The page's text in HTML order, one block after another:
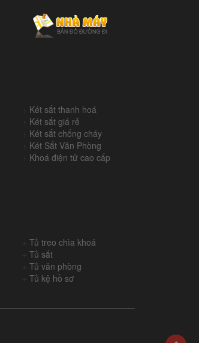
Két sắt thanh hoá
Két sắt giá rẻ
Két sắt chống cháy
Két Sắt Văn Phòng
Khoá điện tử cao cấp
Tủ treo chìa khoá
Tủ sắt
Tủ văn phòng
Tủ kệ hồ sơ